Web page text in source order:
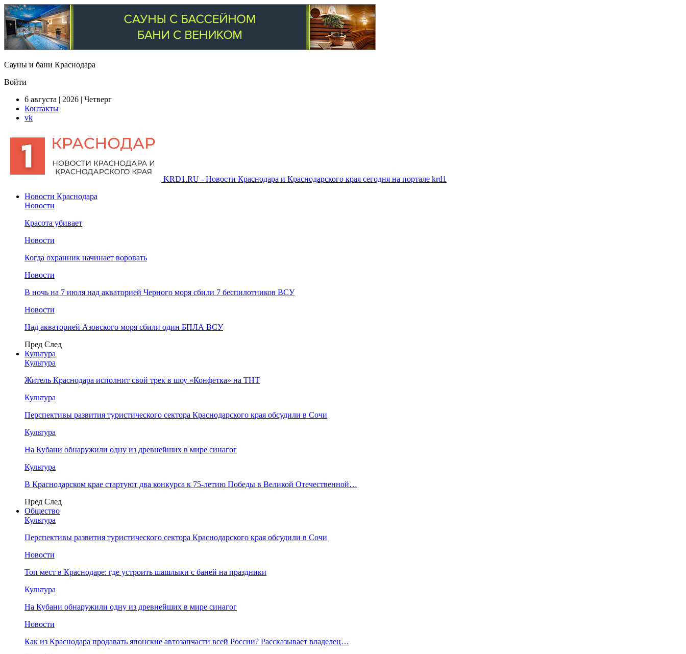
Сауны и бани Краснодара
Войти
6 августа | 2026 | Четверг
Контакты
vk
KRD1.RU - Новости Краснодара и Краснодарского края сегодня на портале krd1
Новости Краснодара
Новости
Красота убивает
Новости
Когда охранник начинает воровать
Новости
В ночь на 7 июля над акваторией Черного моря сбили 7 беспилотников ВСУ
Новости
Над акваторией Азовского моря сбили один БПЛА ВСУ
Пред След
Культура
Культура
Житель Краснодара исполнит свой трек в шоу «Конфетка» на ТНТ
Культура
Перспективы развития туристического сектора Краснодарского края обсудили в Сочи
Культура
На Кубани обнаружили одну из древнейших в мире синагог
Культура
В Краснодарском крае стартуют два конкурса к 75-летию Победы в Великой Отечественной…
Пред След
Общество
Культура
Перспективы развития туристического сектора Краснодарского края обсудили в Сочи
Новости
Топ мест в Краснодаре: где устроить шашлыки с баней на праздники
Культура
На Кубани обнаружили одну из древнейших в мире синагог
Новости
Как из Краснодара продавать японские автозапчасти всей России? Рассказывает владелец…